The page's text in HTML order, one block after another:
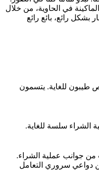
في الحاوية، من خلال
رائع، بائع رائع
طيبون للغاية. يتسمون
الشراء سلسة للغاية.
من جوانب عملية الشراء.
دواعي سروري التعامل